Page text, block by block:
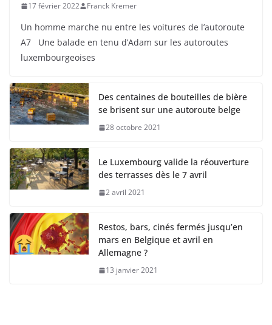
17 février 2022 Franck Kremer
Un homme marche nu entre les voitures de l’autoroute
A7 Une balade en tenu d’Adam sur les autoroutes
luxembourgeoises
Des centaines de bouteilles de bière
se brisent sur une autoroute belge
28 octobre 2021
Le Luxembourg valide la réouverture
des terrasses dès le 7 avril
2 avril 2021
Restos, bars, cinés fermés jusqu’en
mars en Belgique et avril en
Allemagne ?
13 janvier 2021